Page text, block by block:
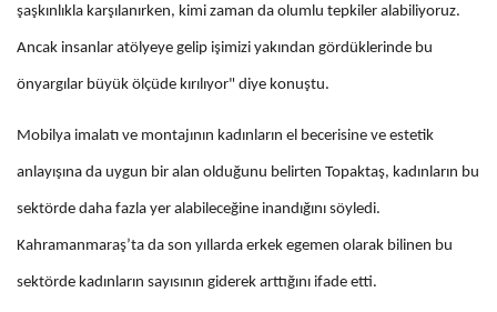
şaşkınlıkla karşılanırken, kimi zaman da olumlu tepkiler alabiliyoruz.
Ancak insanlar atölyeye gelip işimizi yakından gördüklerinde bu
önyargılar büyük ölçüde kırılıyor" diye konuştu.
Mobilya imalatı ve montajının kadınların el becerisine ve estetik
anlayışına da uygun bir alan olduğunu belirten Topaktaş, kadınların bu
sektörde daha fazla yer alabileceğine inandığını söyledi.
Kahramanmaraş’ta da son yıllarda erkek egemen olarak bilinen bu
sektörde kadınların sayısının giderek arttığını ifade etti.